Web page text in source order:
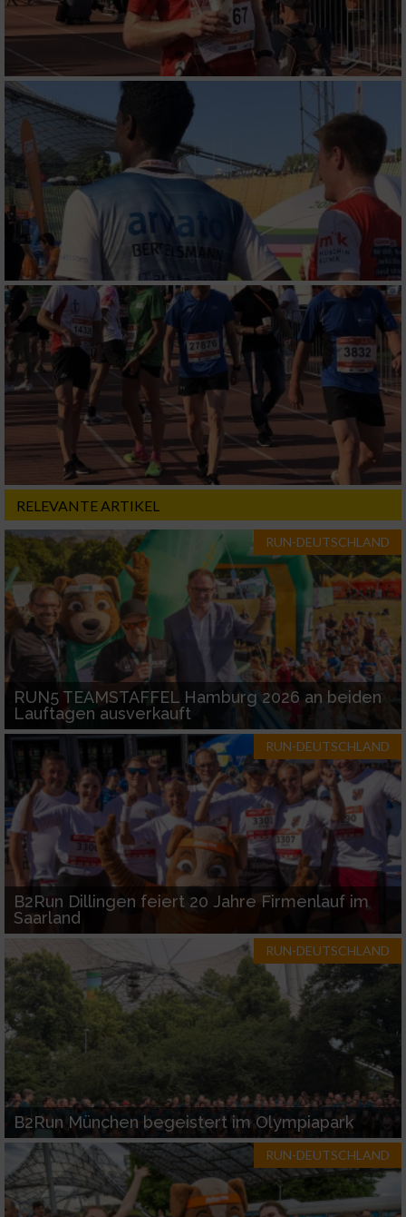
RELEVANTE ARTIKEL
RUN-DEUTSCHLAND
RUN5 TEAMSTAFFEL Hamburg 2026 an beiden
Lauftagen ausverkauft
RUN-DEUTSCHLAND
B2Run Dillingen feiert 20 Jahre Firmenlauf im
Saarland
RUN-DEUTSCHLAND
B2Run München begeistert im Olympiapark
RUN-DEUTSCHLAND
Verwendung reduzierter Daten zur Auswahl
von Inhalten
IAB-Besonderheiten:
Verwendung genauer Standortdaten
Geräte anhand von aktiv angeforderten
Informationen identifizieren
Nicht-IAB-Verarbeitungszwecke:
Notwendig
Performance
Funktional
Werbung